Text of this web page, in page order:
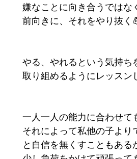
嫌なことに向き合うではな
前向きに、それをやり抜く
やる、やれるという気持ち
取り組めるようにレッスン
一人一人の能力に合わせて
それによって私他の子より
と自信を無くすこともある